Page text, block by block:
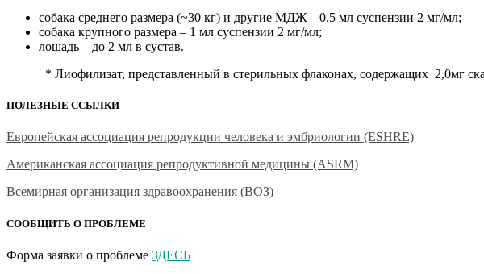
собака среднего размера (~30 кг) и другие МДЖ – 0,5 мл суспензии 2 мг/мл;
собака крупного размера – 1 мл суспензии 2 мг/мл;
лошадь – до 2 мл в сустав.
* Лиофилизат, представленный в стерильных флаконах, содержащих 2,0мг
ПОЛЕЗНЫЕ ССЫЛКИ
Европейская ассоциация репродукции человека и эмбриологии (ESHRE)
Американская ассоциация репродуктивной медицины (ASRM)
Всемирная организация здравоохранения (ВОЗ)
СООБЩИТЬ О ПРОБЛЕМЕ
Форма заявки о проблеме ЗДЕСЬ